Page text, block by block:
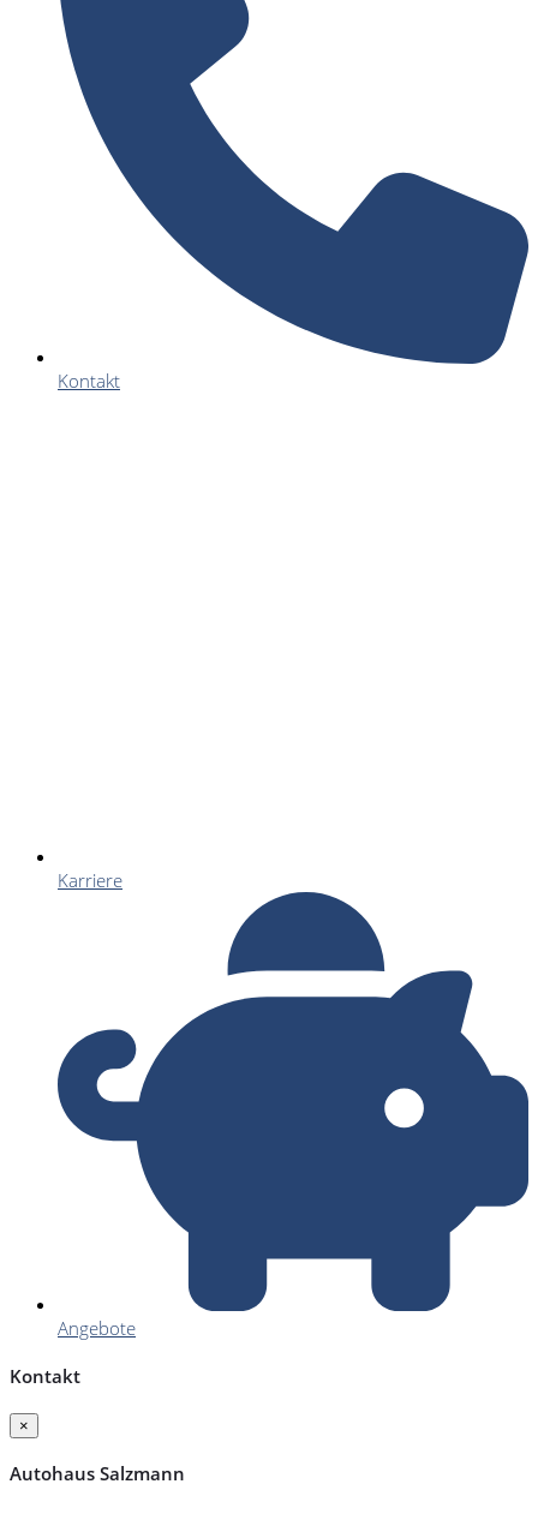
Kontakt
Karriere
Angebote
Kontakt
×
Autohaus Salzmann